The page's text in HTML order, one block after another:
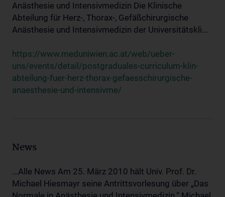
Anästhesie und Intensivmedizin Die Klinische
Abteilung für Herz-, Thorax-, Gefäßchirurgische
Anästhesie und Intensivmedizin der Universitätskli...
https://www.meduniwien.ac.at/web/ueber-
uns/events/detail/postgraduales-curriculum-klin-
abteilung-fuer-herz-thorax-gefaesschirurgische-
anaesthesie-und-intensivme/
News
...Alle News Am 25. März 2010 hält Univ. Prof. Dr.
Michael Hiesmayr seine Antrittsvorlesung über „Das